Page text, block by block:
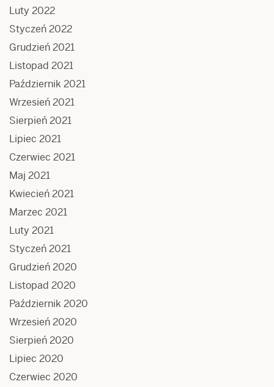
Luty 2022
Styczeń 2022
Grudzień 2021
Listopad 2021
Październik 2021
Wrzesień 2021
Sierpień 2021
Lipiec 2021
Czerwiec 2021
Maj 2021
Kwiecień 2021
Marzec 2021
Luty 2021
Styczeń 2021
Grudzień 2020
Listopad 2020
Październik 2020
Wrzesień 2020
Sierpień 2020
Lipiec 2020
Czerwiec 2020